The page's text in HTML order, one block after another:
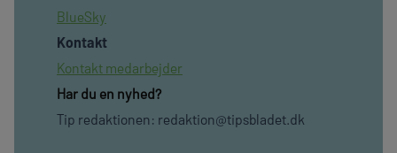
BlueSky
Kontakt
Kontakt medarbejder
Har du en nyhed?
Tip redaktionen: redaktion@tipsbladet.dk